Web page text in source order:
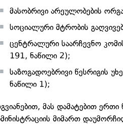
მასობრივი არეულობების
სოციალური მტრობის
ცენტრალური საარჩევნო
191, ნაწილი 2);
საზოგადოებრივი წესრიგის
ნაწილი 1);
მას დამატებით
მიმართ